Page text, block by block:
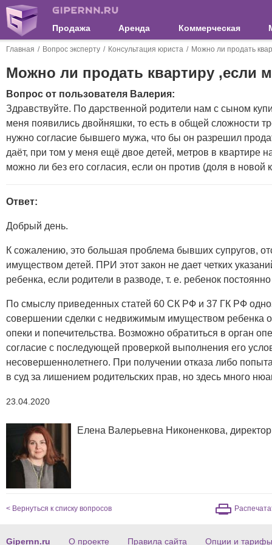
Продажа Аренда Коммерческая
Главная Вопрос эксперту Консультация юриста Можно ли продать
Можно ли продать квартиру ,если
Вопрос от пользователя Валерия:
Здравствуйте. По дарственной родители нам с сыном
меня появились двойняшки, то есть в общей сложности
нужно согласие бывшего мужа, что бы он разрешил
даёт, при том у меня ещё двое детей, метров в квартире
можно ли без его согласия, если он против (доля в новой
Ответ:
Добрый день.
К сожалению, это большая проблема бывших супругов,
имуществом детей. ПРИ этот закон не дает четких
ребенка, если родители в разводе, т. е. ребенок
По смыслу приведенных статей 60 СК РФ и 37 ГК РФ
совершении сделки с недвижимым имуществом ребенка
опеки и попечительства. Возможно обратиться в орган
согласие с последующей проверкой выполнения его
несовершеннолетнего. При получении отказа либо
в суд за лишением родительских прав, но здесь много
23.04.2020
Елена Валерьевна Никоненкова,
< Вернуться к списку вопросов
Gipernn.ru О проекте Правила сайта Опции и тарифы